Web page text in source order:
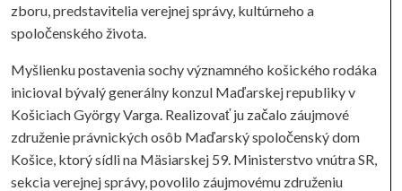
zboru, predstavitelia verejnej správy, kultúrneho a
spoločenského života.
Myšlienku postavenia sochy významného košického rodáka
inicioval bývalý generálny konzul Maďarskej republiky v
Košiciach György Varga. Realizovať ju začalo záujmové
združenie právnických osôb Maďarský spoločenský dom
Košice, ktorý sídli na Mäsiarskej 59. Ministerstvo vnútra SR,
sekcia verejnej správy, povolilo záujmovému združeniu